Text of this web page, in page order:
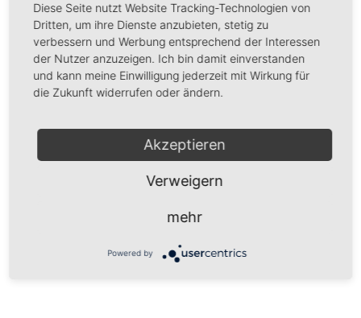
sadipscing elitr, sed diam nonumy eirmod
tempor invidunt ut labore et dolore magna
aliquyam erat, sed diam voluptua. At vero eos et
Diese Seite nutzt Website Tracking-Technologien von
Dritten, um ihre Dienste anzubieten, stetig zu
verbessern und Werbung entsprechend der Interessen
der Nutzer anzuzeigen. Ich bin damit einverstanden
und kann meine Einwilligung jederzeit mit Wirkung für
die Zukunft widerrufen oder ändern.
Akzeptieren
Verweigern
mehr
Powered by